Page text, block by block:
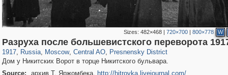
Sizes:482×468 |720×700 |800×778 W
Разруха после большевистского переворота
1917, Russia
1,407,348 29,248
, Moscow
319,882 8,286
, Central AO
160,021 5,916
, Presnensky District
13,345 396
Дом у Никитских Ворот в торце Никитского бульвара.
Source:
архив Т. Яржомбека. http://hitrovka.livejournal.com/